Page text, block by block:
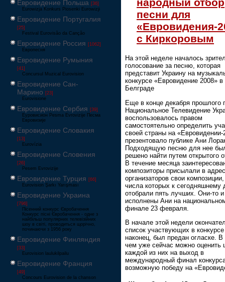
Евровидение Польша [36]
Eurowizja Konkurs Piosenki Eurowizji
Евровидение Португалия
[25]
Festival Eurovisão da Canção
Евровидение Россия [1062]
Европесня
Евровидение Румыния
[41]
Concursul Muzical Eurovision
Евровидение Сан-
Марино [23]
Eurovisione
Евровидение Сербия [39]
Еуровисион Pesma Evrovizije Песма
Евровизије
Евровидение Словакия
[13]
Eurovízia
Евровидение Словения
[26]
Pesem Evrovizije
Евровидение Турция [66]
Eurovision Şarkı Yarışması
Евровидение Украина
[796]
Пісенний конкурс Євробачення
Конкурс пісні Євробачення - одне з
найбільш популярних телевізійних
шоу в світі, проводиться щорічно,
починаючи з 1956 року
Евровидение Финляндия
[33]
Eurovision laulukilpailu
Евровидение Франция
[49]
Concours Eurovision de la chanson
песни для
«Евровидения-
с Киркоровым
На этой неделе началось
голосование за песню, которая
представит Украину на
конкурсе «Евровидение 2008» в
Белграде
Еще в конце декабря прошлого
Национальное Телевидение
воспользовалось правом
самостоятельно определить
своей страны на «Евровидении-
презентовало публике Ани
Подходящую песню для нее
решено найти путем открытого
В течение месяца
композиторы присылали в адрес
организаторов свои
числа которых к сегодняшнему
отобрали пять лучших. Они-то
исполнены Ани на
финале 23 февраля.
В начале этой недели
список участвующих в
наконец, был предан огласке. В
чем уже сейчас можно оценить
каждой из них на выход в
международный финал
возможную победу на